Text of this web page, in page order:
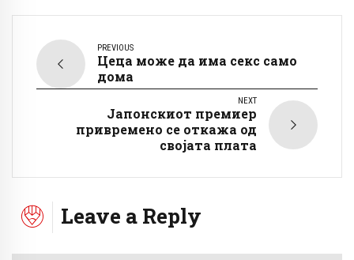
PREVIOUS
Цеца може да има секс само
дома
NEXT
Јапонскиот премиер
привремено се откажа од
својата плата
Leave a Reply